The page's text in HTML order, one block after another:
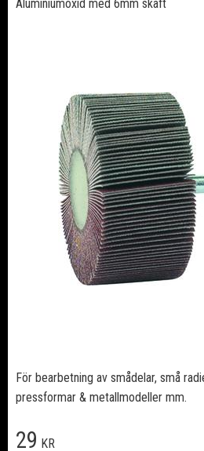
Aluminiumoxid med 6mm skaft
För bearbetning av smådelar, små
pressformar & metallmodeller mm.
29 KR